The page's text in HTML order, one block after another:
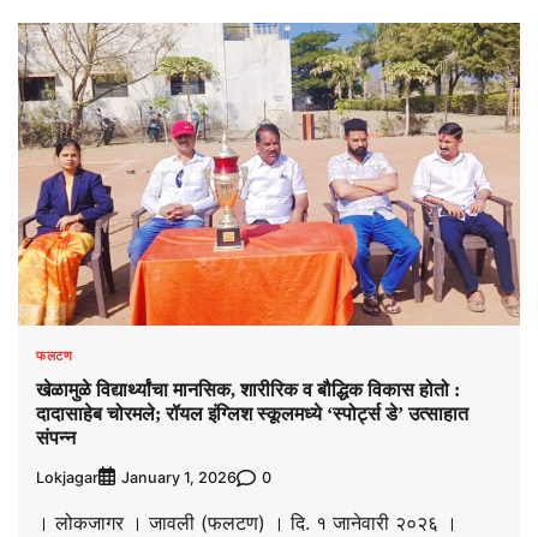
फलटण
खेळामुळे विद्यार्थ्यांचा मानसिक, शारीरिक व बौद्धिक विकास होतो :
दादासाहेब चोरमले; रॉयल इंग्लिश स्कूलमध्ये ‘स्पोर्ट्स डे’ उत्साहात
संपन्न
Lokjagar January 1, 2026 0
। लोकजागर । जावली (फलटण) । दि. १ जानेवारी २०२६ ।